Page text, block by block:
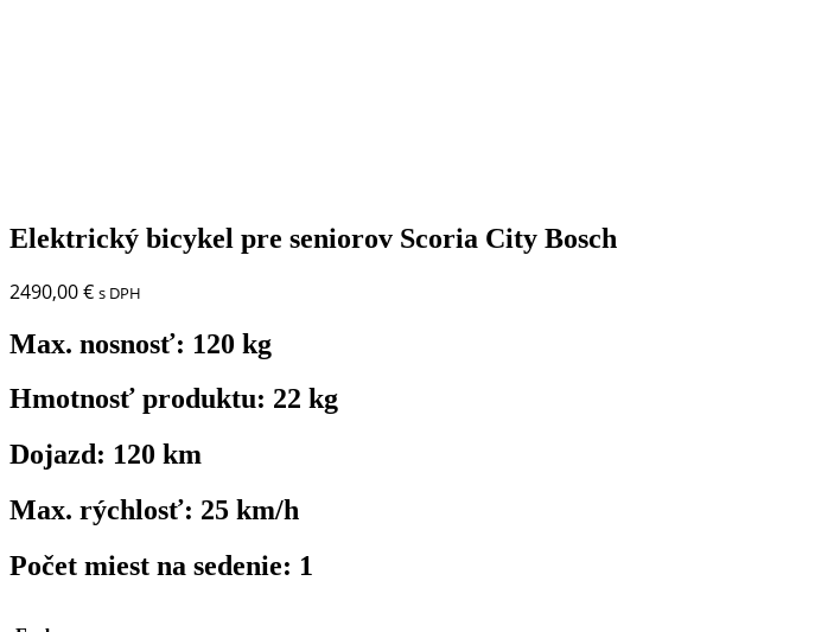
Elektrický bicykel pre seniorov Scoria City Bosch
2490,00€ s DPH
Max. nosnosť: 120 kg
Hmotnosť produktu: 22 kg
Dojazd: 120 km
Max. rýchlosť: 25 km/h
Počet miest na sedenie: 1